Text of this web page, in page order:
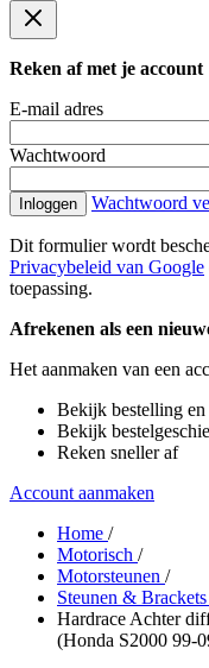
Reken af met je account
E-mail adres
Wachtwoord
Inloggen Wachtwoord
Dit formulier wordt
Privacybeleid van Google
toepassing.
Afrekenen als een
Het aanmaken van een
Bekijk bestelling en
Bekijk
Reken sneller af
Account aanmaken
Home /
Motorisch /
Motorsteunen /
Steunen & Brackets
Hardrace Achter
(Honda S2000 99-